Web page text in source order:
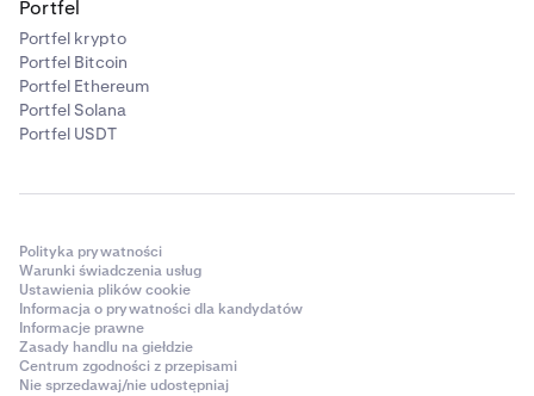
Portfel
Portfel krypto
Portfel Bitcoin
Portfel Ethereum
Portfel Solana
Portfel USDT
Polityka prywatności
Warunki świadczenia usług
Ustawienia plików cookie
Informacja o prywatności dla kandydatów
Informacje prawne
Zasady handlu na giełdzie
Centrum zgodności z przepisami
Nie sprzedawaj/nie udostępniaj